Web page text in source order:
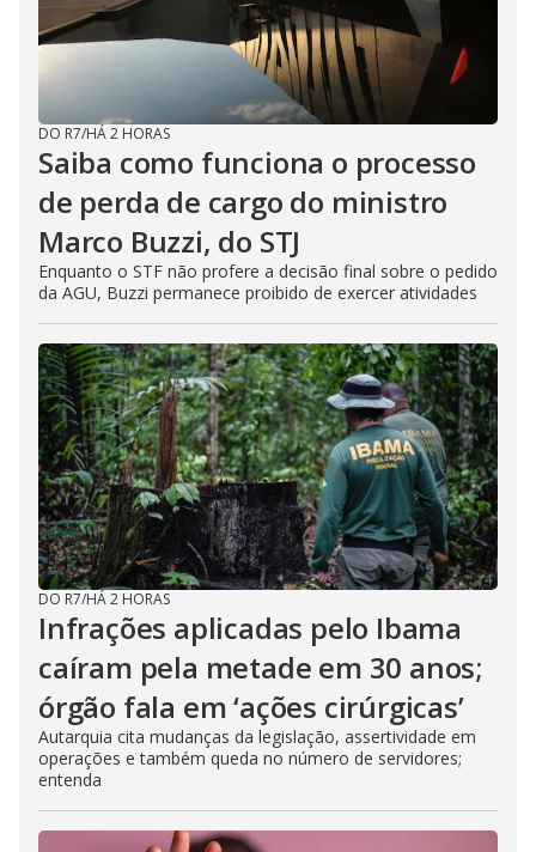
DO R7/HÁ 2 HORAS
Saiba como funciona o processo
de perda de cargo do ministro
Marco Buzzi, do STJ
Enquanto o STF não profere a decisão final sobre o pedido
da AGU, Buzzi permanece proibido de exercer atividades
DO R7/HÁ 2 HORAS
Infrações aplicadas pelo Ibama
caíram pela metade em 30 anos;
órgão fala em ‘ações cirúrgicas’
Autarquia cita mudanças da legislação, assertividade em
operações e também queda no número de servidores;
entenda